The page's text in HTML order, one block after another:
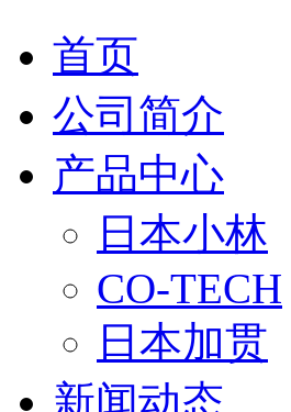
首页
公司简介
产品中心
日本小林
CO-TECH
日本加贯
新闻动态